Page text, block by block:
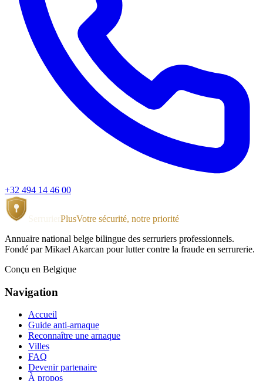
+32 494 14 46 00
Serrurier PlusVotre sécurité, notre priorité
Annuaire national belge bilingue des serruriers professionnels.
Fondé par Mikael Akarcan pour lutter contre la fraude en serrurerie.
Conçu en Belgique
Navigation
Accueil
Guide anti-arnaque
Reconnaître une arnaque
Villes
FAQ
Devenir partenaire
À propos